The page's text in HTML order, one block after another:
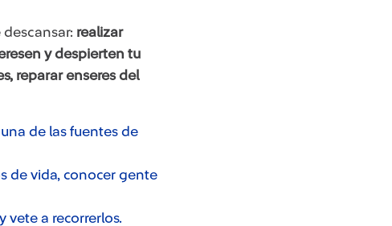
realizar
y despierten tu
reparar enseres del
de las fuentes de
de vida, conocer gente
vete a recorrerlos.